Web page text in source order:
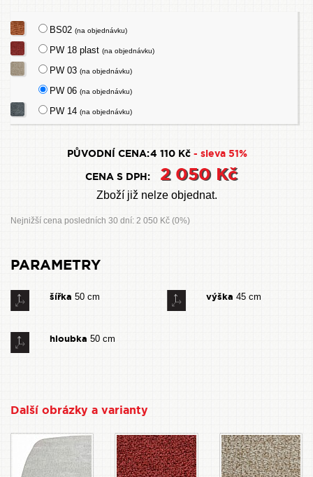
BS02(na objednávku)
PW 18 plast(na objednávku)
PW 03(na objednávku)
PW 06(na objednávku)
PW 14(na objednávku)
PŮVODNÍ CENA:4 110 Kč - sleva 51%
CENA S DPH:
2 050 Kč
Zboží již nelze objednat.
Nejnižší cena posledních 30 dní: 2 050 Kč (0%)
PARAMETRY
šířka 50 cm výška 45 cm
hloubka 50 cm
Další obrázky a varianty